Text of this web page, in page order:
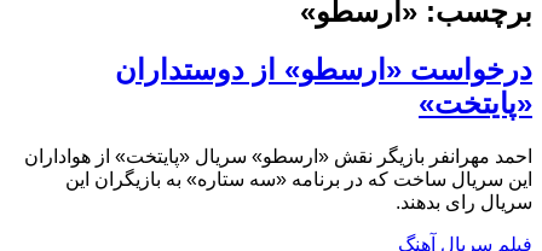
برچسب: «ارسطو»
درخواست «ارسطو» از دوستداران
«پایتخت»
احمد مهرانفر بازیگر نقش «ارسطو» سریال «پایتخت» از هواداران
این سریال ساخت که در برنامه «سه ستاره» به بازیگران این
سریال رای بدهند.
فیلم سریال آهنگ